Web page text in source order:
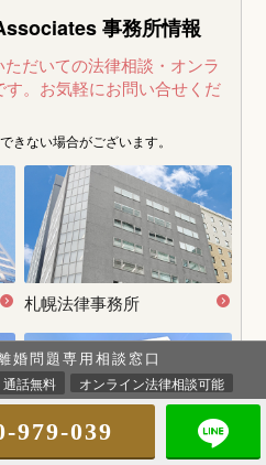
事務所情報
だいての法律相談・オンラ
。 お気軽にお問い合せくだ
きない場合がございます。
札幌法律事務所
婚問題専用相談窓口
通話無料 オンライン法律相談可能
979-039